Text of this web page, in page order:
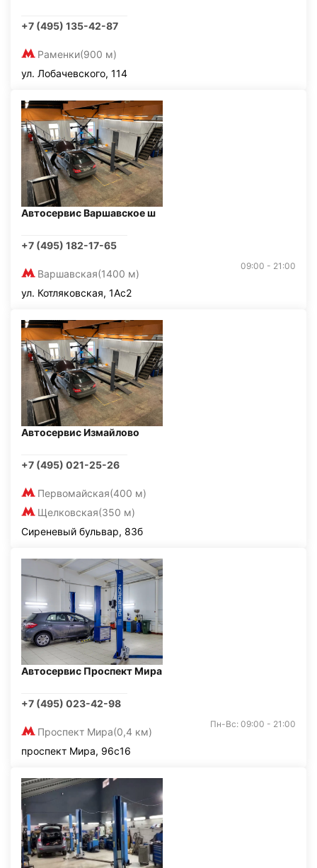
+7 (495) 135-42-87
Раменки(900 м)
ул. Лобачевского, 114
Автосервис Варшавское ш
+7 (495) 182-17-65
Варшавская(1400 м)
09:00 - 21:00
ул. Котляковская, 1Ас2
Автосервис Измайлово
+7 (495) 021-25-26
Первомайская(400 м)
Щелковская(350 м)
Сиреневый бульвар, 83б
Автосервис Проспект Мира
+7 (495) 023-42-98
Проспект Мира(0,4 км)
Пн-Вс: 09:00 - 21:00
проспект Мира, 96с16